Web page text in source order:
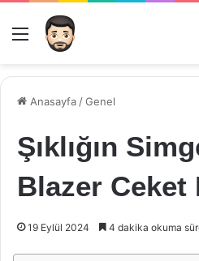
Menü
Anasayfa /Genel
Şıklığın
Blazer Ceket
19 Eylül 2024 4 dakika okuma